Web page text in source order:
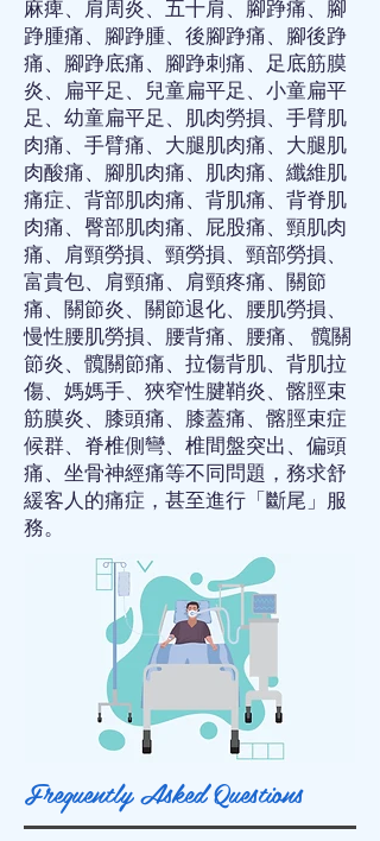
麻痺、 肩周炎、 五十肩 、 腳踭痛、 腳
踭腫痛、 腳踭腫、 後腳踭痛、 腳後踭
痛、 腳踭底痛、 腳踭刺痛、
足底筋膜
炎、 扁平足 、 兒童扁平足 、 小童扁平
足 、 幼童扁平足 、 肌肉勞損、 手臂肌
肉痛、 手臂痛、 大腿肌肉痛、 大腿肌
肉酸痛、 腳肌肉痛、 肌肉痛、 纖維肌
痛症、 背部肌肉痛、 背肌痛、 背脊肌
肉痛、 臀部肌肉痛、 屁股痛、 頸肌肉
痛、 肩頸勞損、 頸勞損、 頸部勞損、
富貴包、 肩頸痛、 肩頸疼痛、 關節
痛、 關節炎、 關節退化、 腰肌勞損、
慢性腰肌勞損、 腰背痛、 腰痛、 髖關
節炎、 髖關節痛、 拉傷背肌、 背肌拉
傷、 媽媽手、 狹窄性腱鞘炎、 髂脛束
筋膜炎、 膝頭痛、 膝蓋痛、 髂脛束症
候群、 脊椎側彎、 椎間盤突出 、 偏頭
痛、 坐骨神經痛等不同問題，務求舒
緩客人的痛症，甚至進行「斷尾」服
務。
Frequently Asked Questions